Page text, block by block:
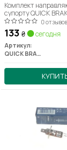
Комплект
супорту QUICK
0 отзывов
133 ₴ сегодня
Артикул:
QUICK BRAKE